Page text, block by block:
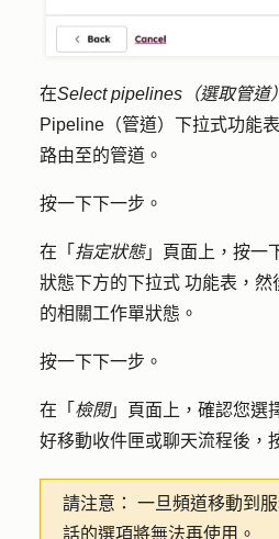
在Select pipelines（選取管道）
Pipeline（管道） 下拉式功能
路由至的管道 。
按一下下一步 。
在「 指定狀態」頁面上，按一
狀態下方的下拉式 功能表 ，
的相關工作單狀態 。
按一下下一步 。
在「 檢閱」頁面上，確認您選
好移動收件匣或聊天流程後，
請注意： 一旦頻道移動到
話的選項將無法再使用。